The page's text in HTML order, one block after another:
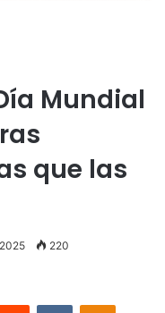
Mundial
que las
220
Reddit VKontakte